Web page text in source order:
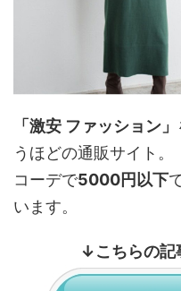
「激安 ファッション」
うほどの通販サイト。
コーデで5000円以下
います。
↓こちらの記